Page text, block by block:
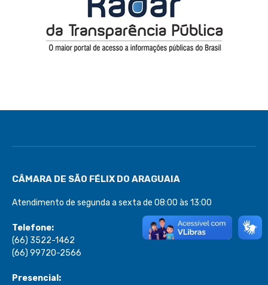
CÂMARA DE SÃO FÉLIX DO ARAGUAIA
Atendimento de segunda a sexta de 08:00 às 13:00
Telefone:
(66) 3522-1462
(66) 99720-2566
Presencial: